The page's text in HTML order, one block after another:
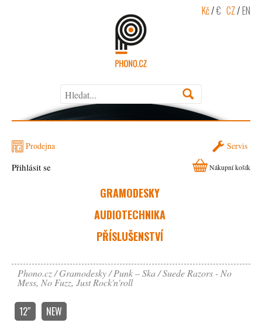
Kč/€ CZ/EN
Prodejna Servis
GRAMODESKY
AUDIOTECHNIKA
PŘÍSLUŠENSTVÍ
Přihlásit se Nákupní košík
Phono.cz Gramodesky Punk – Ska Suede Razors - No
Mess, No Fuzz, Just Rock'n'roll
12″ NEW